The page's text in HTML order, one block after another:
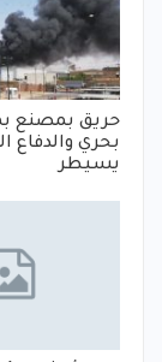
حريق بمصنع
بحري والدفاع
يسيطر